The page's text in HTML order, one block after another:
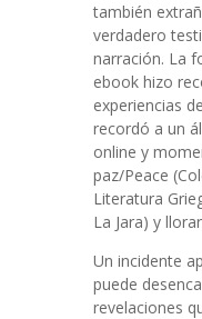
también
verdadero
narración. La
ebook hizo
experiencias
recordó a un
online​ y
paz/Peace
Literatura
La Jara) y
Un incidente
puede
revelaciones